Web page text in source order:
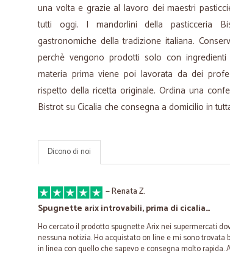
una volta e grazie al lavoro dei maestri
tutti oggi. I mandorlini della pasticceria
gastronomiche della tradizione italiana.
perchè vengono prodotti solo con ingredienti
materia prima viene poi lavorata da dei
rispetto della ricetta originale. Ordina una
Bistrot su Cicalia che consegna a domicilio in
Dicono di noi
—Renata Z.
Spugnette arix introvabili, prima di cicalia…
Ho cercato il prodotto spugnette Arix nei supermercati
nessuna notizia. Ho acquistato on line e mi sono trovata
in linea con quello che sapevo e consegna molto rapida.